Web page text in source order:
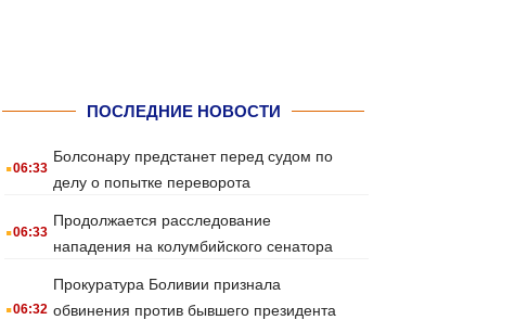
ПОСЛЕДНИЕ НОВОСТИ
.06:33
Болсонару предстанет перед судом по
делу о попытке переворота
.06:33
Продолжается расследование
нападения на колумбийского сенатора
.06:32
Прокуратура Боливии признала
обвинения против бывшего президента